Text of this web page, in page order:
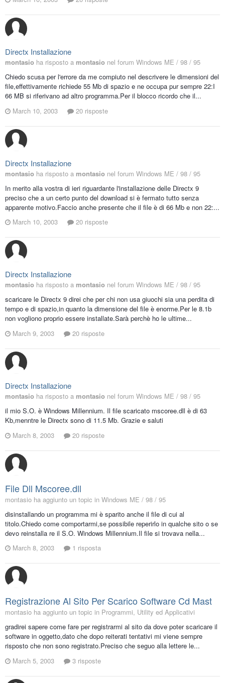
Directx Installazione
montasio ha risposto a montasio nel forum Windows ME / 98 / 95
Chiedo scusa per l'errore da me compiuto nel descrivere le dimensioni del
file,effettivamente richiede 55 Mb di spazio e ne occupa pur sempre 22:I
66 MB si riferivano ad altro programma.Per il blocco ricordo che il...
March 10, 2003
20 risposte
Directx Installazione
montasio ha risposto a montasio nel forum Windows ME / 98 / 95
In merito alla vostra di ieri riguardante l'installazione delle Directx 9
preciso che a un certo punto del download si è fermato tutto senza
apparente motivo.Faccio anche presente che il file è di 66 Mb e non 22:...
March 10, 2003
20 risposte
Directx Installazione
montasio ha risposto a montasio nel forum Windows ME / 98 / 95
scaricare le Directx 9 direi che per chi non usa giuochi sia una perdita di
tempo e di spazio,in quanto la dimensione del file è enorme.Per le 8.1b
non vogliono proprio essere installate.Sarà perchè ho le ultime...
March 9, 2003
20 risposte
Directx Installazione
montasio ha risposto a montasio nel forum Windows ME / 98 / 95
il mio S.O. è Windows Millennium. Il file scaricato mscoree.dll è di 63
Kb,menntre le Directx sono di 11.5 Mb. Grazie e saluti
March 8, 2003
20 risposte
File Dll Mscoree.dll
montasio ha aggiunto un topic in Windows ME / 98 / 95
disinstallando un programma mi è sparito anche il file di cui al
titolo.Chiedo come comportarmi,se possibile reperirlo in qualche sito o se
devo reinstalla re il S.O. Windows Millennium.Il file si trovava nella...
March 8, 2003
1 risposta
Registrazione Al Sito Per Scarico Software Cd Mast
montasio ha aggiunto un topic in Programmi, Utility ed Applicativi
gradirei sapere come fare per registrarmi al sito da dove poter scaricare il
software in oggetto,dato che dopo reiterati tentativi mi viene sempre
risposto che non sono registrato.Preciso che seguo alla lettere le...
March 5, 2003
3 risposte